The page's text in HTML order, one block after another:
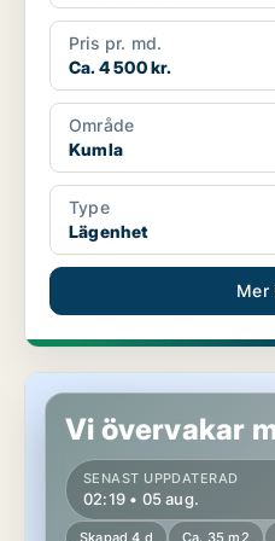
Pris pr. md.
Ca. 4 500 kr.
Område
Kumla
Type
Lägenhet
Mer
Lägenhet i Kumla
Vi övervakar
SENAST UPPDATERAD
02:19 • 05 aug.
Skapad 4 d Ca. 35 m2